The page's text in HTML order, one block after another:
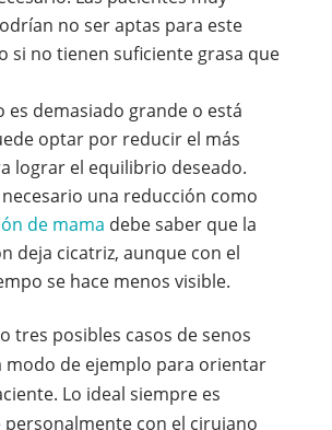
no ser aptas para este
si no tienen suficiente grasa que
es demasiado grande o está
optar por reducir el más
lograr el equilibrio deseado.
una reducción como
de mama debe saber que la
deja cicatriz, aunque con el
se hace menos visible.
tres posibles casos de senos
modo de ejemplo para orientar
Lo ideal siempre es
con el cirujano